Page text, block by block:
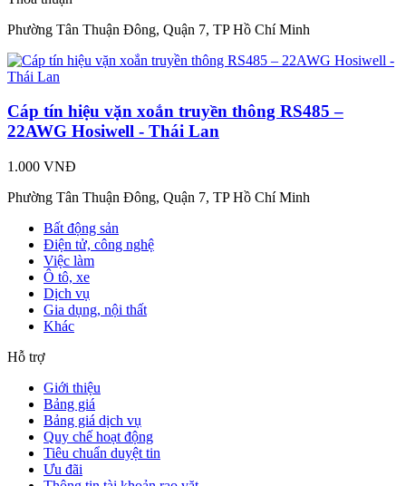
Phường Tân Thuận Đông, Quận 7, TP Hồ Chí Minh
Cáp tín hiệu vặn xoắn truyền thông RS485 –
22AWG Hosiwell - Thái Lan
1.000 VNĐ
Phường Tân Thuận Đông, Quận 7, TP Hồ Chí Minh
Bất động sản
Điện tử, công nghệ
Việc làm
Ô tô, xe
Dịch vụ
Gia dụng, nội thất
Khác
Hỗ trợ
Giới thiệu
Bảng giá
Bảng giá dịch vụ
Quy chế hoạt động
Tiêu chuẩn duyệt tin
Ưu đãi